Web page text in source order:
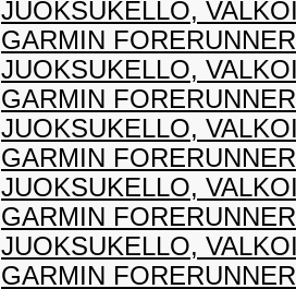
JUOKSUKELLO,
GARMIN
JUOKSUKELLO,
GARMIN
JUOKSUKELLO,
GARMIN
JUOKSUKELLO,
GARMIN
JUOKSUKELLO,
GARMIN